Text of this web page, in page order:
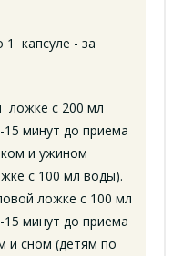
капсуле - за
ложке с 200 мл
15 минут до приема
и ужином
с 100 мл воды).
ложке с 100 мл
15 минут до приема
и сном (детям по